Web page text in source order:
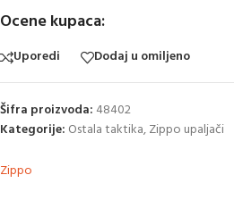
Ocene kupaca:
Uporedi Dodaj u omiljeno
Šifra proizvoda: 48402
Kategorije: Ostala taktika,Zippo upaljači
Zippo